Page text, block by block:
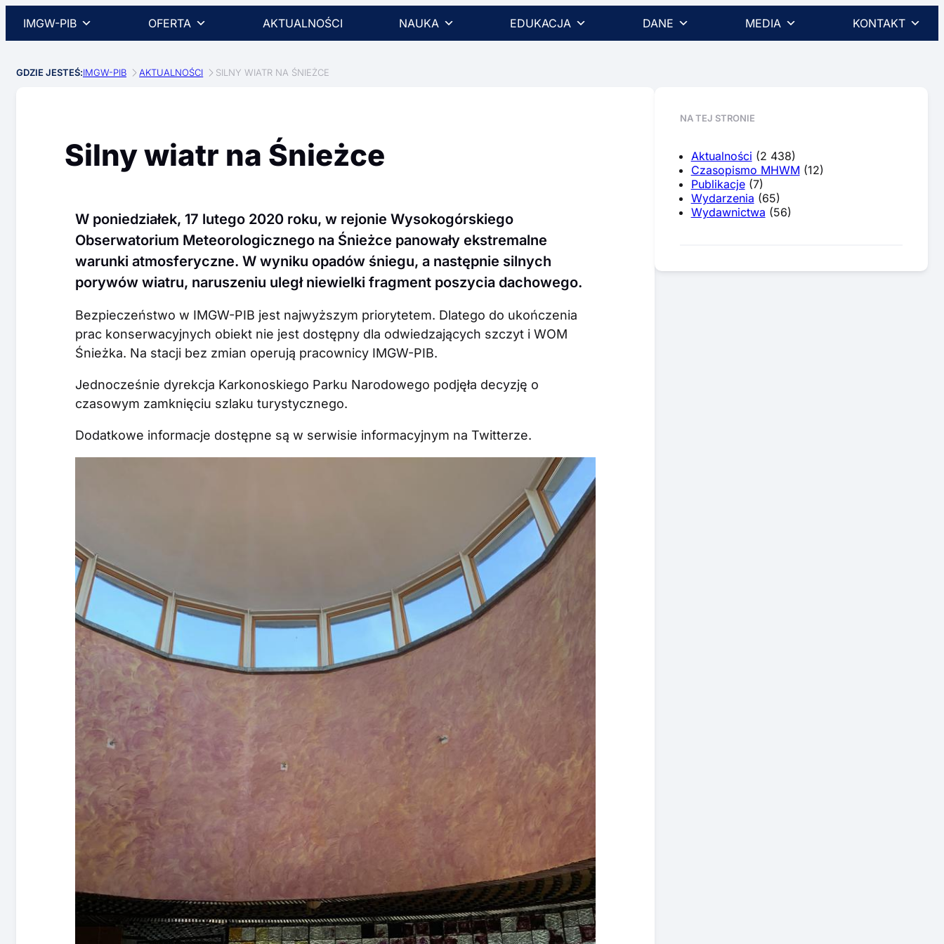
IMGW-PIB OFERTA AKTUALNOŚCI NAUKA EDUKACJA DANE MEDIA KONTAKT
GDZIE JESTEŚ:IMGW-PIB AKTUALNOŚCI SILNY WIATR NA ŚNIEŻCE
Silny wiatr na Śnieżce
W poniedziałek, 17 lutego 2020 roku, w rejonie Wysokogórskiego
Obserwatorium Meteorologicznego na Śnieżce panowały ekstremalne
warunki atmosferyczne. W wyniku opadów śniegu, a następnie silnych
porywów wiatru, naruszeniu uległ niewielki fragment poszycia dachowego.
Bezpieczeństwo w IMGW-PIB jest najwyższym priorytetem. Dlatego do ukończenia
prac konserwacyjnych obiekt nie jest dostępny dla odwiedzających szczyt i WOM
Śnieżka. Na stacji bez zmian operują pracownicy IMGW-PIB.
Jednocześnie dyrekcja Karkonoskiego Parku Narodowego podjęła decyzję o
czasowym zamknięciu szlaku turystycznego.
Dodatkowe informacje dostępne są w serwisie informacyjnym na Twitterze.
NA TEJ STRONIE
Aktualności (2 438)
Czasopismo MHWM (12)
Publikacje(7)
Wydarzenia (65)
Wydawnictwa (56)